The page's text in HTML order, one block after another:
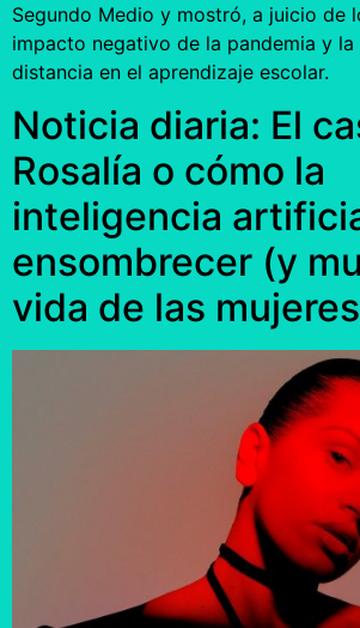
Segundo Medio y mostró, a juicio de
impacto negativo de la pandemia y la
distancia en el aprendizaje escolar.
Noticia diaria: El
Rosalía o cómo la
inteligencia
ensombrecer (y
vida de las mujeres